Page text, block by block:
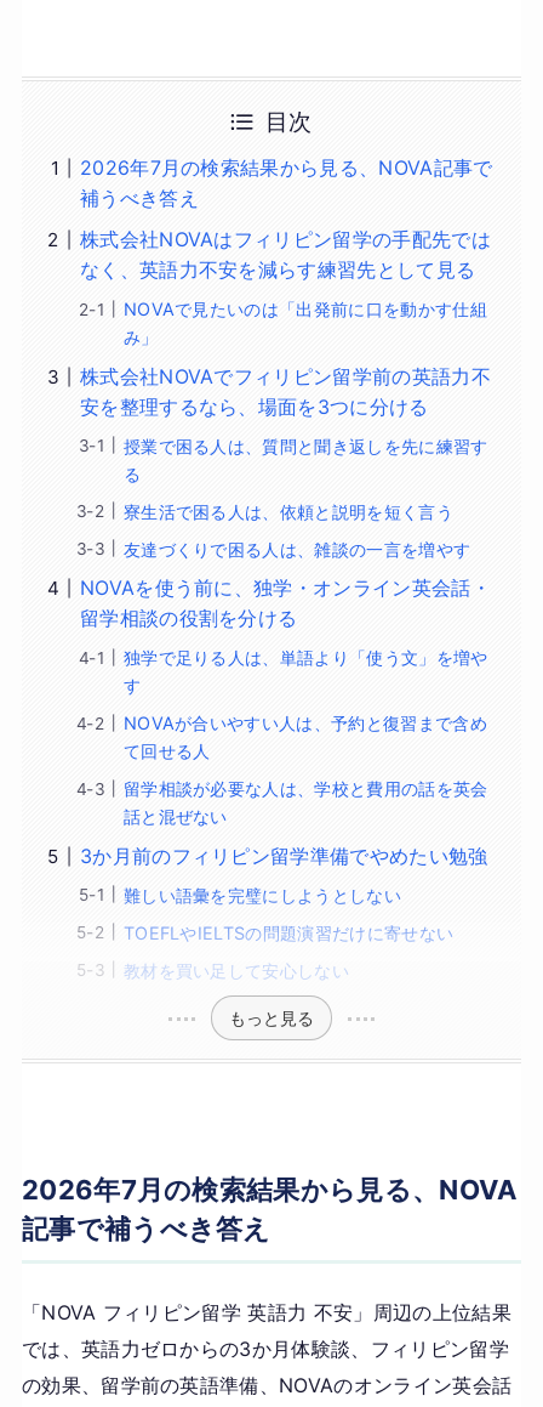
目次
2026年7月の検索結果から見る、NOVA記事で
補うべき答え
株式会社NOVAはフィリピン留学の手配先では
なく、英語力不安を減らす練習先として見る
NOVAで見たいのは「出発前に口を動かす仕組
み」
株式会社NOVAでフィリピン留学前の英語力不
安を整理するなら、場面を3つに分ける
授業で困る人は、質問と聞き返しを先に練習す
る
寮生活で困る人は、依頼と説明を短く言う
友達づくりで困る人は、雑談の一言を増やす
NOVAを使う前に、独学・オンライン英会話・
留学相談の役割を分ける
独学で足りる人は、単語より「使う文」を増や
す
NOVAが合いやすい人は、予約と復習まで含め
て回せる人
留学相談が必要な人は、学校と費用の話を英会
話と混ぜない
3か月前のフィリピン留学準備でやめたい勉強
難しい語彙を完璧にしようとしない
TOEFLやIELTSの問題演習だけに寄せない
教材を買い足して安心しない
もっと見る
2026年7月の検索結果から見る、NOVA
記事で補うべき答え
「NOVA フィリピン留学 英語力 不安」周辺の上位結果
では、英語力ゼロからの3か月体験談、フィリピン留学
の効果、留学前の英語準備、NOVAのオンライン英会話